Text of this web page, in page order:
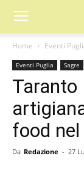
Home Eventi
Eventi Puglia Sagre
Taranto
food
Da Redazione - 27